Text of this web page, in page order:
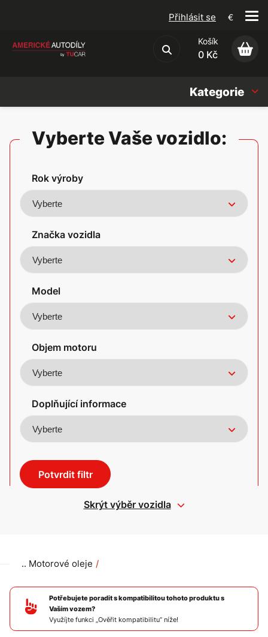
Obchodní podmínky
Přihlásit se €
Košík
0 Kč
Kategorie
Americké vozy
Vyberte Vaše vozidlo:
Rok výroby
Značka vozidla
Model
Objem motoru
Doplňující informace
Potvrdit filtr
Skrýt výběr vozidla
Motorové oleje
Potřebujete poradit s kompatibilitou tohoto produktu s
Vaším vozem?
Využíjte funkci „Ověřit kompatibilitu“ níže!